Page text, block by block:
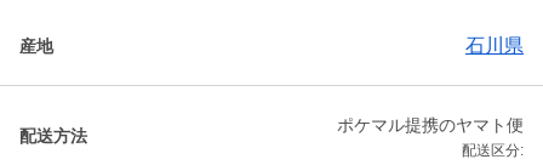
産地 石川県
配送方法
ポケマル提携のヤマト便
配送区分: